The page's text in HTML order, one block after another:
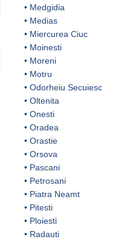
• Medgidia
• Medias
• Miercurea Ciuc
• Moinesti
• Moreni
• Motru
• Odorheiu Secuiesc
• Oltenita
• Onesti
• Oradea
• Orastie
• Orsova
• Pascani
• Petrosani
• Piatra Neamt
• Pitesti
• Ploiesti
• Radauti